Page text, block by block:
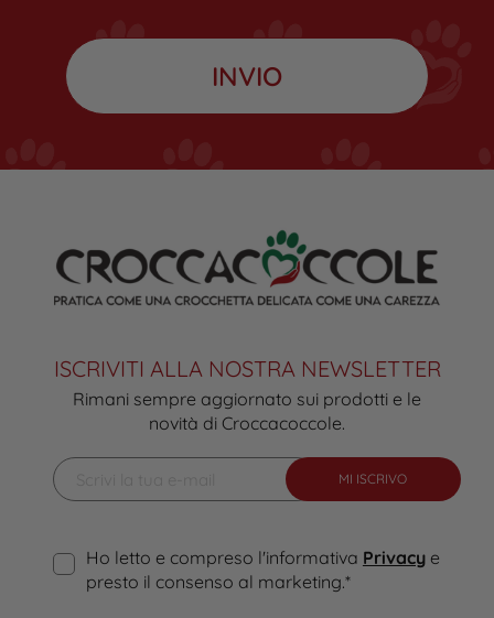
ISCRIVITI ALLA NOSTRA NEWSLETTER
Rimani sempre aggiornato sui prodotti e le
novità di Croccacoccole.
MI ISCRIVO
Ho letto e compreso l'informativa Privacye
presto il consenso al marketing.*